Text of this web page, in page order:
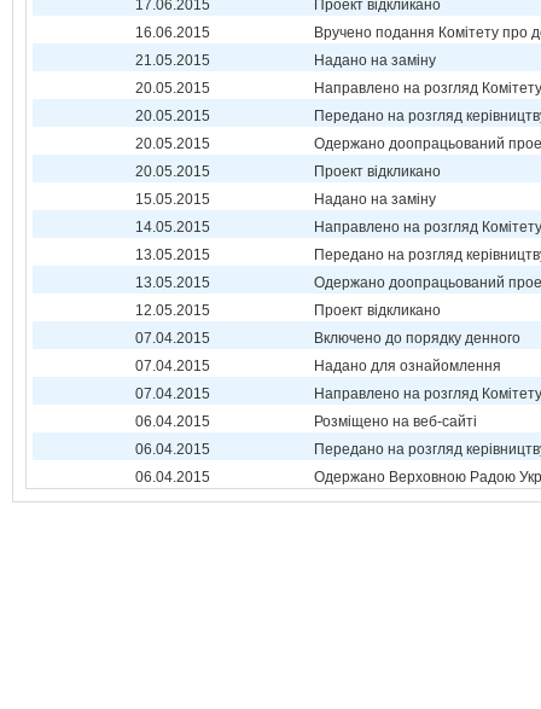
17.06.2015
Проект відкликано
16.06.2015
Вручено подання Комітету про
21.05.2015
Надано на заміну
20.05.2015
Направлено на розгляд Комітету
20.05.2015
Передано на розгляд
20.05.2015
Одержано доопрацьований
20.05.2015
Проект відкликано
15.05.2015
Надано на заміну
14.05.2015
Направлено на розгляд Комітету
13.05.2015
Передано на розгляд
13.05.2015
Одержано доопрацьований
12.05.2015
Проект відкликано
07.04.2015
Включено до порядку денного
07.04.2015
Надано для ознайомлення
07.04.2015
Направлено на розгляд Комітету
06.04.2015
Розміщено на веб-сайті
06.04.2015
Передано на розгляд
06.04.2015
Одержано Верховною Радою